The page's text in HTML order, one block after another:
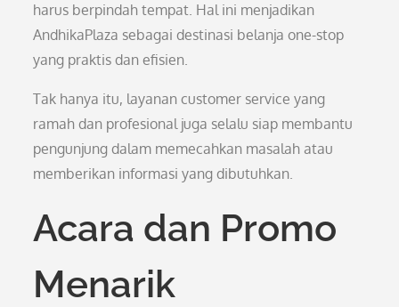
harus berpindah tempat. Hal ini menjadikan
AndhikaPlaza sebagai destinasi belanja one-stop
yang praktis dan efisien.
Tak hanya itu, layanan customer service yang
ramah dan profesional juga selalu siap membantu
pengunjung dalam memecahkan masalah atau
memberikan informasi yang dibutuhkan.
Acara dan Promo
Menarik